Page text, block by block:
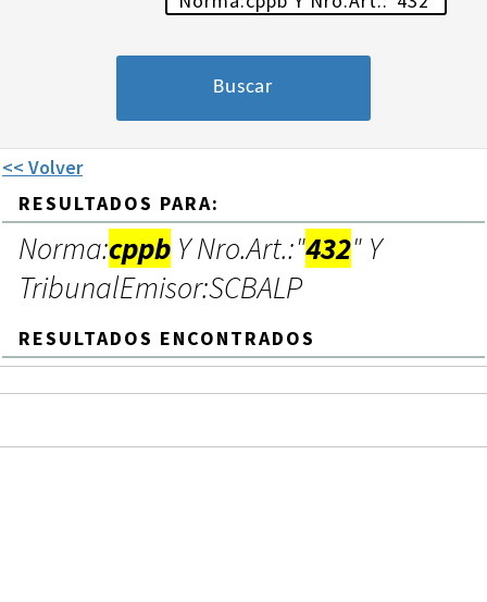
<< Volver
RESULTADOS PARA:
Norma:cppb Y Nro.Art.:"432" Y
TribunalEmisor:SCBALP
RESULTADOS ENCONTRADOS